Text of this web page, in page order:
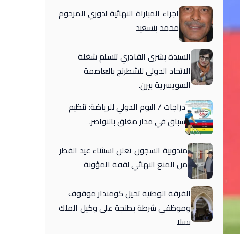
اجراء المباراة النهائية لدوري المرحوم
محمد بنسعيد
السيدة بشرى القادري تتسلم شغلة
الاتحاد الدولي للشطرنج بالعاصمة
السويسرية بيرن.
دراجات / اليوم الدولي للرياضة: تنظيم
سباق في مدار مغلق بالنواصر.
مندوبية السجون تعلن استثناء عيد الفطر
من المنع النهائي لقفة المؤونة
الفرقة الوطنية تحيل كومندار موقوف
وموظفي شرطة بطنجة على وكيل الملك
بسلا